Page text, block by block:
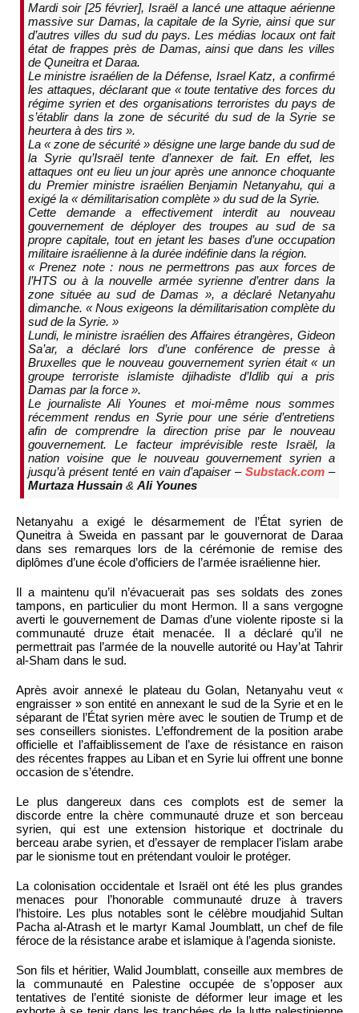
Mardi soir [25 février], Israël a lancé une attaque aérienne
massive sur Damas, la capitale de la Syrie, ainsi que sur
d’autres villes du sud du pays. Les médias locaux ont fait
état de frappes près de Damas, ainsi que dans les villes
de Quneitra et Daraa.
Le ministre israélien de la Défense, Israel Katz, a confirmé
les attaques, déclarant que « toute tentative des forces du
régime syrien et des organisations terroristes du pays de
s’établir dans la zone de sécurité du sud de la Syrie se
heurtera à des tirs ».
La « zone de sécurité » désigne une large bande du sud de
la Syrie qu’Israël tente d’annexer de fait. En effet, les
attaques ont eu lieu un jour après une annonce choquante
du Premier ministre israélien Benjamin Netanyahu, qui a
exigé la « démilitarisation complète » du sud de la Syrie.
Cette demande a effectivement interdit au nouveau
gouvernement de déployer des troupes au sud de sa
propre capitale, tout en jetant les bases d’une occupation
militaire israélienne à la durée indéfinie dans la région.
« Prenez note : nous ne permettrons pas aux forces de
l’HTS ou à la nouvelle armée syrienne d’entrer dans la
zone située au sud de Damas », a déclaré Netanyahu
dimanche. « Nous exigeons la démilitarisation complète du
sud de la Syrie. »
Lundi, le ministre israélien des Affaires étrangères, Gideon
Sa’ar, a déclaré lors d’une conférence de presse à
Bruxelles que le nouveau gouvernement syrien était « un
groupe terroriste islamiste djihadiste d’Idlib qui a pris
Damas par la force ».
Le journaliste Ali Younes et moi-même nous sommes
récemment rendus en Syrie pour une série d’entretiens
afin de comprendre la direction prise par le nouveau
gouvernement. Le facteur imprévisible reste Israël, la
nation voisine que le nouveau gouvernement syrien a
jusqu’à présent tenté en vain d’apaiser –Substack.com –
Murtaza Hussain & Ali Younes
Netanyahu a exigé le désarmement de l’État syrien de
Quneitra à Sweida en passant par le gouvernorat de Daraa
dans ses remarques lors de la cérémonie de remise des
diplômes d’une école d’officiers de l’armée israélienne hier.
Il a maintenu qu’il n’évacuerait pas ses soldats des zones
tampons, en particulier du mont Hermon. Il a sans vergogne
averti le gouvernement de Damas d’une violente riposte si la
communauté druze était menacée. Il a déclaré qu’il ne
permettrait pas l’armée de la nouvelle autorité ou Hay’at Tahrir
al-Sham dans le sud.
Après avoir annexé le plateau du Golan, Netanyahu veut «
engraisser » son entité en annexant le sud de la Syrie et en le
séparant de l’État syrien mère avec le soutien de Trump et de
ses conseillers sionistes. L’effondrement de la position arabe
officielle et l’affaiblissement de l’axe de résistance en raison
des récentes frappes au Liban et en Syrie lui offrent une bonne
occasion de s’étendre.
Le plus dangereux dans ces complots est de semer la
discorde entre la chère communauté druze et son berceau
syrien, qui est une extension historique et doctrinale du
berceau arabe syrien, et d’essayer de remplacer l’islam arabe
par le sionisme tout en prétendant vouloir le protéger.
La colonisation occidentale et Israël ont été les plus grandes
menaces pour l’honorable communauté druze à travers
l’histoire. Les plus notables sont le célèbre moudjahid Sultan
Pacha al-Atrash et le martyr Kamal Joumblatt, un chef de file
féroce de la résistance arabe et islamique à l’agenda sioniste.
Son fils et héritier, Walid Joumblatt, conseille aux membres de
la communauté en Palestine occupée de s’opposer aux
tentatives de l’entité sioniste de déformer leur image et les